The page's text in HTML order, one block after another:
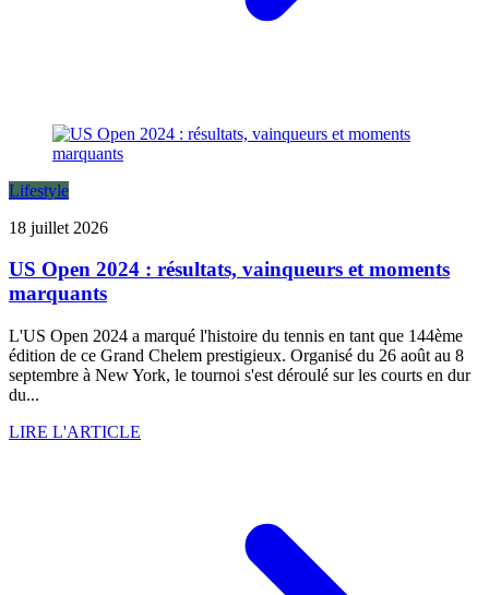
Lifestyle
18 juillet 2026
US Open 2024 : résultats, vainqueurs et moments
marquants
L'US Open 2024 a marqué l'histoire du tennis en tant que 144ème
édition de ce Grand Chelem prestigieux. Organisé du 26 août au 8
septembre à New York, le tournoi s'est déroulé sur les courts en dur
du...
LIRE L'ARTICLE